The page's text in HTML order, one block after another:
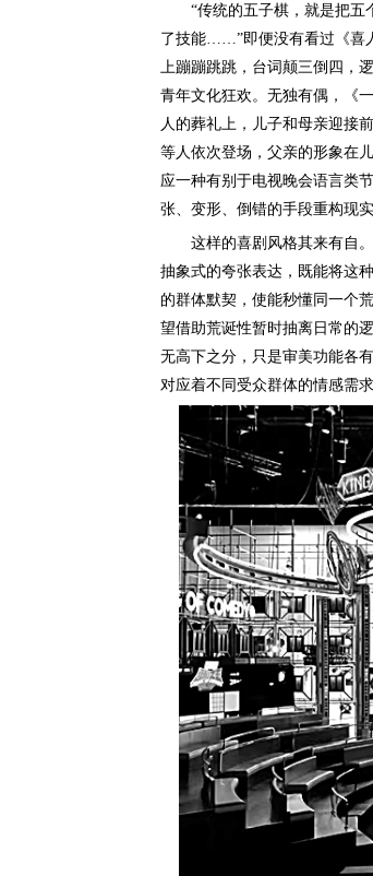
“传统的五子棋，就是把五个
了技能……”即便没有看过《喜
上蹦蹦跳跳，台词颠三倒四，
青年文化狂欢。无独有偶，《
人的葬礼上，儿子和母亲迎接
等人依次登场，父亲的形象在
应一种有别于电视晚会语言类
张、变形、倒错的手段重构现
这样的喜剧风格其来有自。
抽象式的夸张表达，既能将这
的群体默契，使能秒懂同一个
望借助荒诞性暂时抽离日常的
无高下之分，只是审美功能各
对应着不同受众群体的情感需